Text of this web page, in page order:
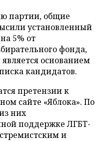
партии, общие
установленный
5% от
фонда,
основанием
кандидатов.
претензии к
сайте «Яблока». По
них
поддержке ЛГБТ-
и